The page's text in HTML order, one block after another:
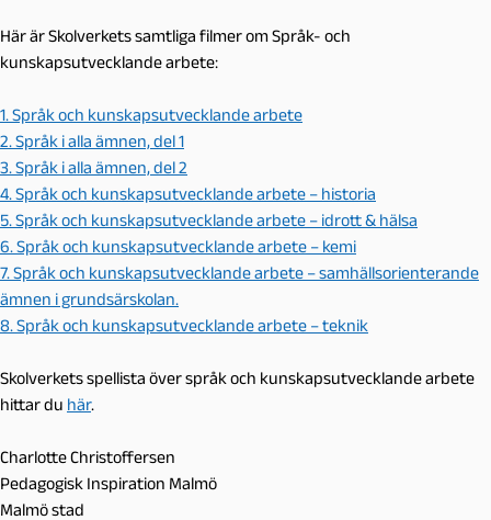
Här är Skolverkets samtliga filmer om Språk- och
kunskapsutvecklande arbete:
1. Språk och kunskapsutvecklande arbete
2. Språk i alla ämnen, del 1
3. Språk i alla ämnen, del 2
4. Språk och kunskapsutvecklande arbete – historia
5. Språk och kunskapsutvecklande arbete – idrott & hälsa
6. Språk och kunskapsutvecklande arbete – kemi
7. Språk och kunskapsutvecklande arbete – samhällsorienterande
ämnen i grundsärskolan.
8. Språk och kunskapsutvecklande arbete – teknik
Skolverkets spellista över språk och kunskapsutvecklande arbete
hittar du här.
Charlotte Christoffersen
Pedagogisk Inspiration Malmö
Malmö stad